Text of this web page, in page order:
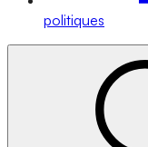
politiques